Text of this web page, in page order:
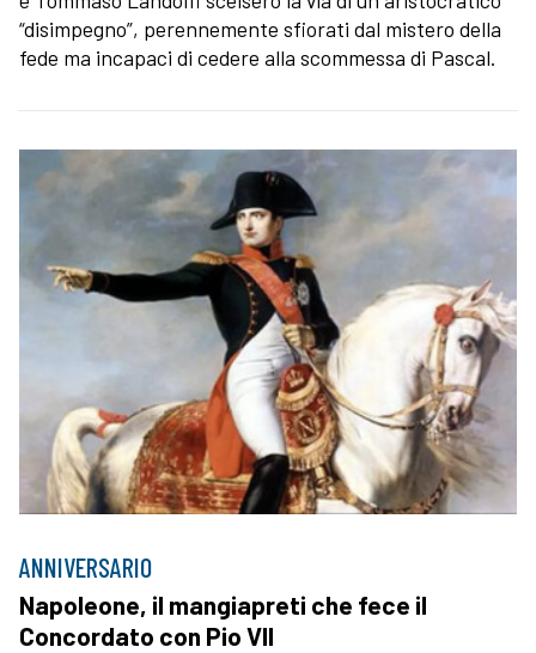
“disimpegno”, perennemente sfiorati dal mistero della
fede ma incapaci di cedere alla scommessa di Pascal.
ANNIVERSARIO
Napoleone, il mangiapreti che fece il
Concordato con Pio VII